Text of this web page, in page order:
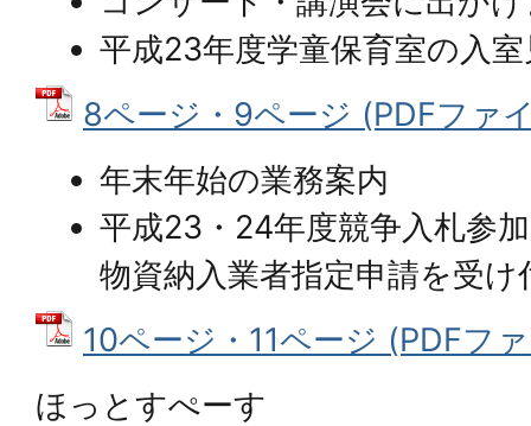
平成23年度学童保育室の入
8ページ・9ページ (PDFファ
年末年始の業務案内
平成23・24年度競争入札参
物資納入業者指定申請を受け
10ページ・11ページ (PDFフ
ほっとすぺーす